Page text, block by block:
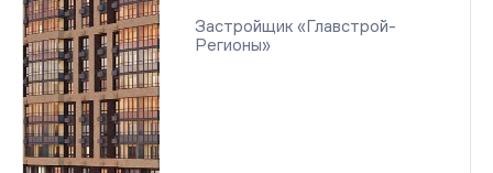
Застройщик «Главстрой-
Регионы»